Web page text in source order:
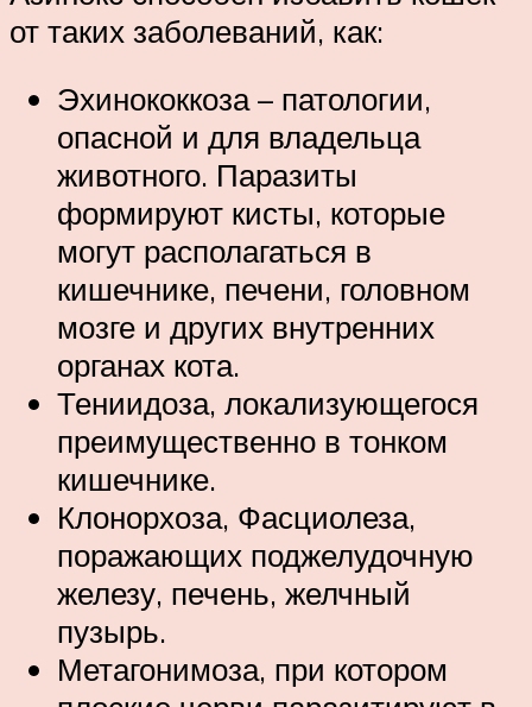
от таких заболеваний, как:
Эхинококкоза – патологии,
опасной и для владельца
животного. Паразиты
формируют кисты, которые
могут располагаться в
кишечнике, печени, головном
мозге и других внутренних
органах кота.
Тениидоза, локализующегося
преимущественно в тонком
кишечнике.
Клонорхоза, Фасциолеза,
поражающих поджелудочную
железу, печень, желчный
пузырь.
Метагонимоза, при котором